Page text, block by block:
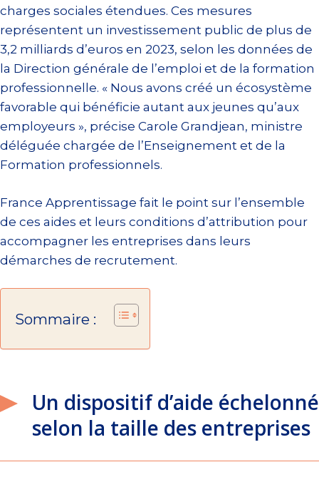
charges sociales étendues. Ces mesures
représentent un investissement public de plus de
3,2 milliards d’euros en 2023, selon les données de
la Direction générale de l’emploi et de la formation
professionnelle. « Nous avons créé un écosystème
favorable qui bénéficie autant aux jeunes qu’aux
employeurs », précise Carole Grandjean, ministre
déléguée chargée de l’Enseignement et de la
Formation professionnels.
France Apprentissage fait le point sur l’ensemble
de ces aides et leurs conditions d’attribution pour
accompagner les entreprises dans leurs
démarches de recrutement.
Sommaire :
Un dispositif d’aide échelonné
selon la taille des entreprises